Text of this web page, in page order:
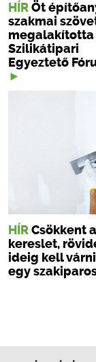
HÍR Öt
szakmai
megalakította
Szilikátipari
Egyeztető
HÍR Csökkent a
kereslet,
ideig kell
egy